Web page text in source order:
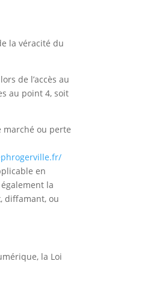
la véracité du
de l’accès au
au point 4, soit
marché ou perte
en
la
diffamant, ou
la Loi